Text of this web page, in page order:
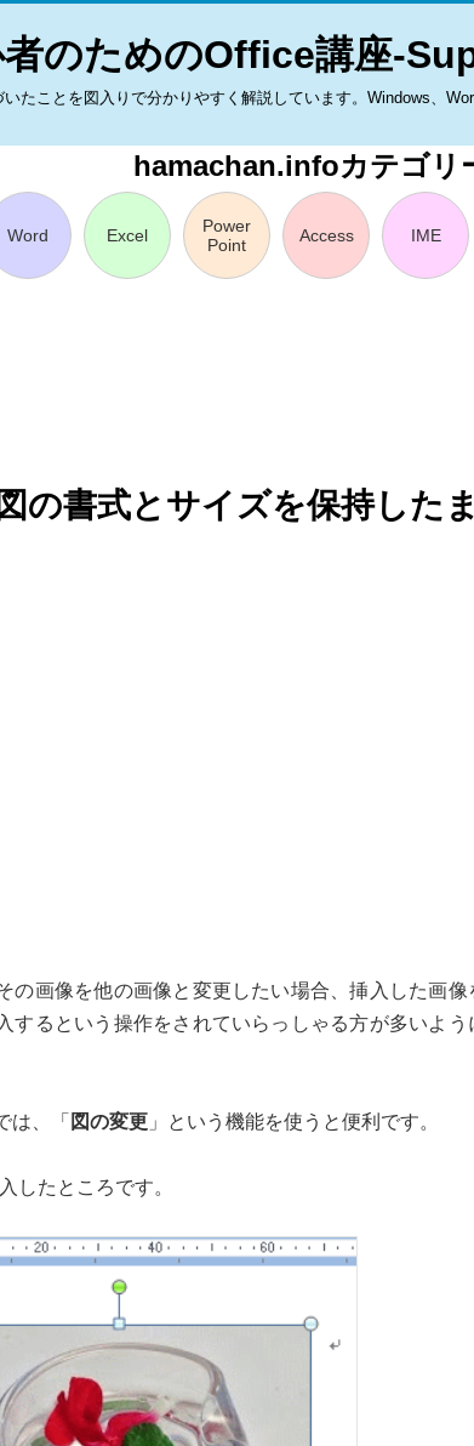
者のためのOffice講座-
たことを図入りで分かりやすく解説しています。Windows、
hamachan.infoカテゴリ
Word Excel
Power
Point
Access IME
の書式とサイズを保持したま
の画像を他の画像と変更したい場合、挿入した画像
るという操作をされていらっしゃる方が多いよう
は、「 図の変更 」という機能を使うと便利です。
したところです。